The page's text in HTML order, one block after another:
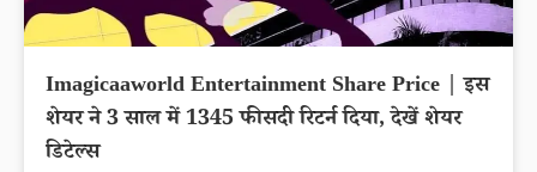
Imagicaaworld Entertainment Share Price | इस
शेयर ने 3 साल में 1345 फीसदी रिटर्न दिया, देखें शेयर
डिटेल्स